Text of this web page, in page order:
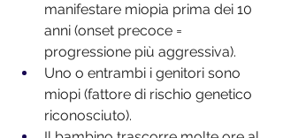
manifestare miopia prima dei 10
anni (onset precoce =
progressione più aggressiva).
Uno o entrambi i genitori sono
miopi (fattore di rischio genetico
riconosciuto).